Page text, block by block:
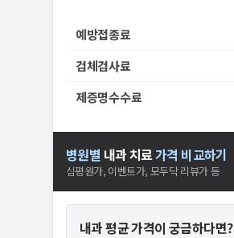
예방접종료
검체검사료
제증명수수료
병원별 내과치료가격 비교하기
심평원가, 이벤트가, 모두닥 리뷰가 등
내과평균 가격이 궁금하다면?